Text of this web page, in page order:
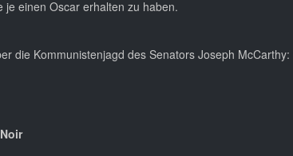
je einen Oscar erhalten zu haben.
die Kommunistenjagd des Senators Joseph McCarthy: